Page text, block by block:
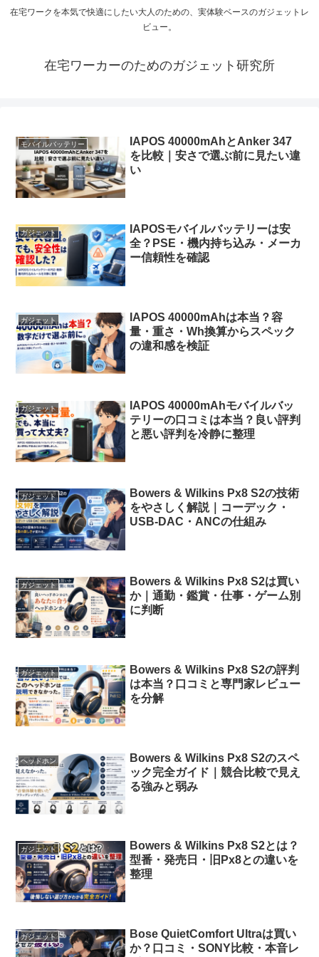
在宅ワークを本気で快適にしたい大人のための、実体験ベースのガジェットレ
ビュー。
在宅ワーカーのためのガジェット研究所
モバイルバッテリー
IAPOS 40000mAhとAnker 347
を比較｜安さで選ぶ前に見たい違
い
ガジェット
IAPOSモバイルバッテリーは安
全？PSE・機内持ち込み・メーカ
ー信頼性を確認
ガジェット
IAPOS 40000mAhは本当？容
量・重さ・Wh換算からスペック
の違和感を検証
ガジェット
IAPOS 40000mAhモバイルバッ
テリーの口コミは本当？良い評判
と悪い評判を冷静に整理
ガジェット
Bowers & Wilkins Px8 S2の技術
をやさしく解説｜コーデック・
USB-DAC・ANCの仕組み
ガジェット
Bowers & Wilkins Px8 S2は買い
か｜通勤・鑑賞・仕事・ゲーム別
に判断
ガジェット
Bowers & Wilkins Px8 S2の評判
は本当？口コミと専門家レビュー
を分解
ヘッドホン
Bowers & Wilkins Px8 S2のスペ
ック完全ガイド｜競合比較で見え
る強みと弱み
ガジェット
Bowers & Wilkins Px8 S2とは？
型番・発売日・旧Px8との違いを
整理
ガジェット
Bose QuietComfort Ultraは買い
か？口コミ・SONY比較・本音レ